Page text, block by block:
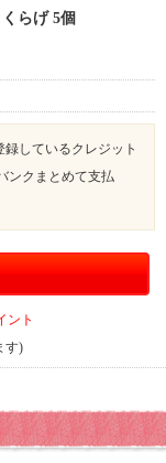
らげ 5個
しているクレジット
ンクまとめて支払
ント
す)